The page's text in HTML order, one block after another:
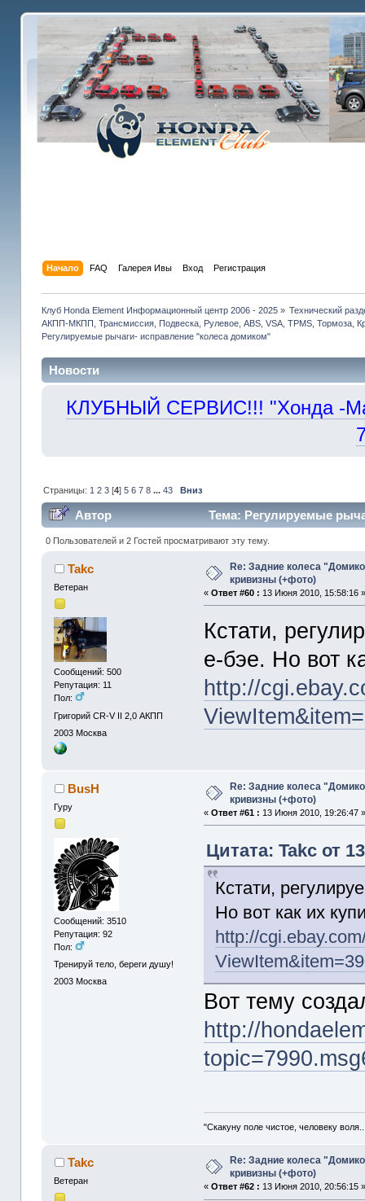
Начало FAQ Галерея Ивы Вход Регистрация
Клуб Honda Element Информационный центр 2006 - 2025» Технический
АКПП-МКПП, Трансмиссия, Подвеска, Рулевое, ABS, VSA, TPMS, Тормоза,
Регулируемые рычаги- исправление "колеса домиком"
Новости
КЛУБНЫЙ СЕРВИС!!! "Хонда -
Страницы: 1 2 3[4] 5 6 7 8 ... 43 Вниз
Автор Тема: Регулируемые
0 Пользователей и 2 Гостей просматривают эту тему.
Takc
Ветеран
Сообщений: 500
Репутация: 11
Пол:
Григорий CR-V II 2,0 АКПП
2003 Москва
Re: Задние колеса
кривизны (+фото)
«Ответ #60 : 13 Июня 2010, 15:58:16
Кстати,
е-бэе. Но вот
http://
BusH
Гуру
Сообщений: 3510
Репутация: 92
Пол:
Тренируй тело, береги душу!
2003 Москва
Re: Задние колеса
кривизны (+фото)
«Ответ #61 : 13 Июня 2010, 19:26:47
Цитата: Takc от
Кстати,
Но вот как их
http://
Вот тему
http://
"Скакуну поле чистое, человеку
Takc
Ветеран
Re: Задние колеса
кривизны (+фото)
«Ответ #62 : 13 Июня 2010, 20:56:15